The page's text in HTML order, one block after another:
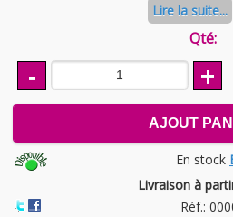
Lire la suite...
Qté:
- +
AJOUT
En stock
Livraison à
Réf.: